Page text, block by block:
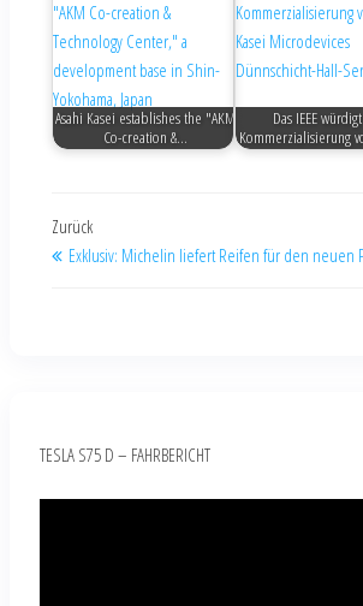
Asahi Kasei establishes the "AKM
Co-creation &…
Das IEEE
Kommerzialisierung
Zurück
Exklusiv: Michelin liefert Reifen für den neuen
TESLA S75 D – FAHRBERICHT